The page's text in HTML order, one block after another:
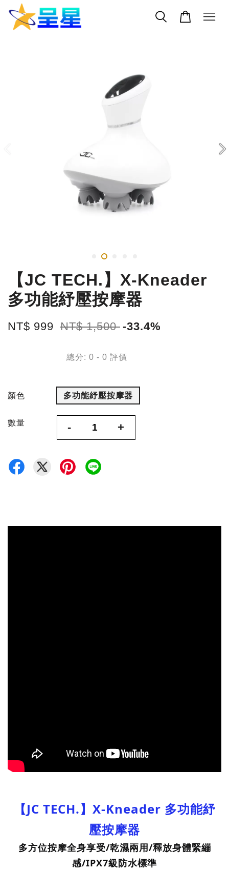
【JC TECH.】X-Kneader
多功能紓壓按摩器
NT$ 999 NT$ 1,500 -33.4%
總分: 0 - 0 評價
顏色 多功能紓壓按摩器
數量 - +
【JC TECH.】X-Kneader 多功能紓
壓按摩器
多方位按摩全身享受/乾濕兩用/釋放身體緊繃
感/IPX7級防水標準